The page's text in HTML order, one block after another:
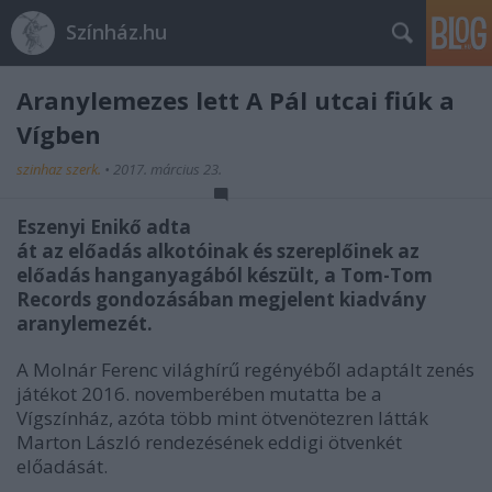
Színház.hu
Aranylemezes lett A Pál utcai fiúk a
Vígben
szinhaz szerk. • 2017. március 23.
Eszenyi Enikő adta
át az előadás alkotóinak és szereplőinek az
előadás hanganyagából készült, a Tom-Tom
Records gondozásában megjelent kiadvány
aranylemezét.
A Molnár Ferenc világhírű regényéből adaptált zenés
játékot 2016. novemberében mutatta be a
Vígszínház, azóta több mint ötvenötezren látták
Marton László rendezésének eddigi ötvenkét
előadását.